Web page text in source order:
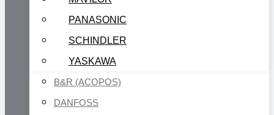
PANASONIC
SCHINDLER
YASKAWA
B&R (ACOPOS)
DANFOSS